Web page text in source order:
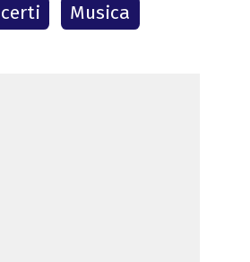
Musica